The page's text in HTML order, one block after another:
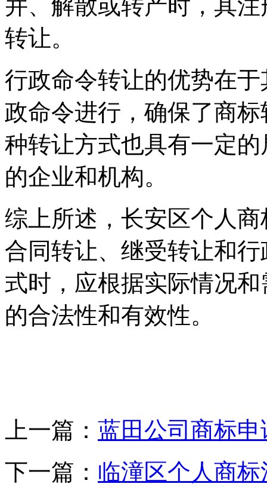
并、解散或转产时，其
转让。
行政命令转让的优势在
政命令进行，确保了商
种转让方式也具有一定
的企业和机构。
综上所述，长安区个人
合同转让、继受转让和
式时，应根据实际情况
的合法性和有效性。
上一篇： 蓝田公司商标
下一篇： 临潼区个人商